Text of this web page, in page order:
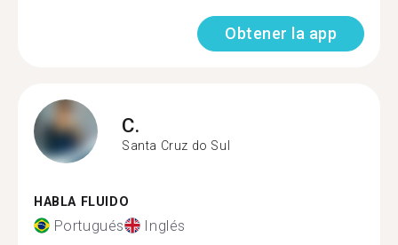
Obtener la app
C.
Santa Cruz do Sul
HABLA FLUIDO
Portugués Inglés